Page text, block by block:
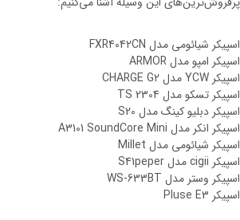
اسپیکر شیائومی مدل FXR4042CN
اسپیکر امپو مدل ARMOR
اسپیکر YCW مدل CHARGE G2
اسپیکر تسکو مدل TS 2304
اسپیکر دبلیو کینگ مدل S20
اسپیکر انکر مدل A3101 SoundCore Mini
اسپیکر شیائومی مدل Millet
اسپیکر cigii مدل S41peper
اسپیکر وستر مدل WS-633BT
اسپیکر Pluse E3